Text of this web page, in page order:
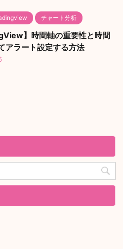
チャート分析
】時間軸の重要性と時間
アラート設定する方法